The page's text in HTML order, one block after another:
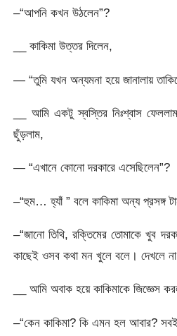
–“আপনি কখন উঠলেন”?
__ কাকিমা উত্তর দিলেন,
— “তুমি যখন অন্যমনা হয়ে জানালায়
__ আমি একটু স্বস্তির নিঃশ্বাস
ছুঁড়লাম,
— “এখানে কোনো দরকারে এসেছিলেন”?
–“হুম… হ্যাঁ ” বলে কাকিমা অন্য প্রসঙ্গ
–“জানো তিথি, রক্তিমের তোমাকে খুব
কাছেই ওসব কথা মন খুলে বলে। দেখলে না
__ আমি অবাক হয়ে কাকিমাকে জিজ্ঞেস
–“কেন কাকিমা? কি এমন হল আবার?